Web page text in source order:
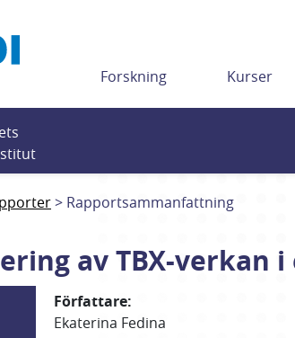
Forskning Kurser
Rapportsammanfattning
av TBX-verkan
Författare:
Ekaterina Fedina